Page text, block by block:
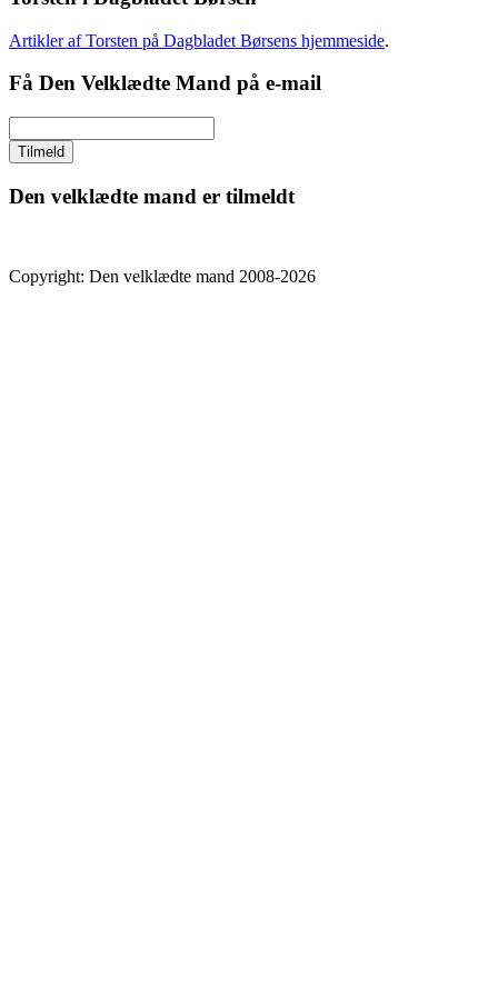
Artikler af Torsten på Dagbladet Børsens hjemmeside.
Få Den Velklædte Mand på e-mail
Den velklædte mand er tilmeldt
Copyright: Den velklædte mand 2008-2026